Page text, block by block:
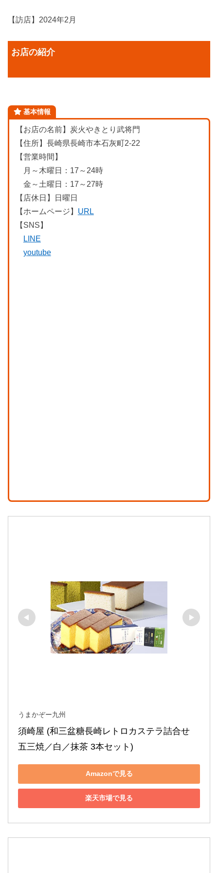
【訪店】2024年2月
お店の紹介
基本情報
【お店の名前】炭火やきとり武将門
【住所】長崎県長崎市本石灰町2-22
【営業時間】
月～木曜日：17～24時
金～土曜日：17～27時
【店休日】日曜日
【ホームページ】 URL
【SNS】
LINE
youtube
うまかぞー九州
須崎屋 (和三盆糖長崎レトロカステラ詰合せ
五三焼／白／抹茶 3本セット)
Amazonで見る
楽天市場で見る